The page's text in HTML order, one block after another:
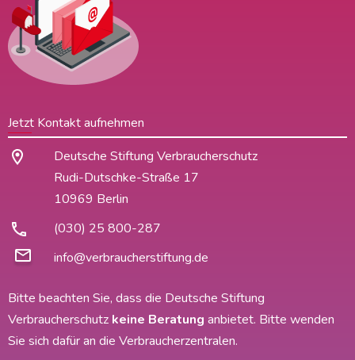
Jetzt Kontakt aufnehmen
Deutsche Stiftung Verbraucherschutz
Rudi-Dutschke-Straße 17
10969 Berlin
(030) 25 800-287
info@verbraucherstiftung.de
Bitte beachten Sie, dass die Deutsche Stiftung
Verbraucherschutz keine Beratung anbietet. Bitte wenden
Sie sich dafür an die Verbraucherzentralen.